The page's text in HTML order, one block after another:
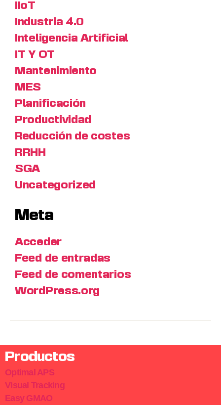
IIoT
Industria 4.0
Inteligencia Artificial
IT Y OT
Mantenimiento
MES
Planificación
Productividad
Reducción de costes
RRHH
SGA
Uncategorized
Meta
Acceder
Feed de entradas
Feed de comentarios
WordPress.org
Productos
Optimal APS
Visual Tracking
Easy GMAO